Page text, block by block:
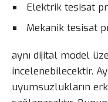
Elektrik tesisat
Mekanik tesisat
aynı dijital model
incelenebilecektir.
uyumsuzlukların